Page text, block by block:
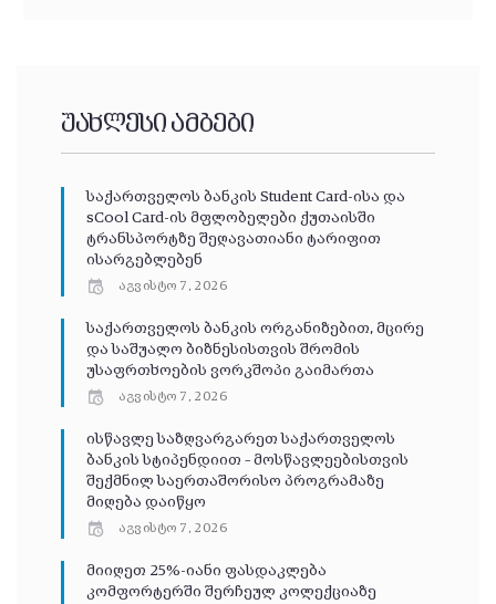
უახლესი ამბები
საქართველოს ბანკის Student Card-ისა და
sCool Card-ის მფლობელები ქუთაისში
ტრანსპორტზე შეღავათიანი ტარიფით
ისარგებლებენ
აგვისტო 7, 2026
საქართველოს ბანკის ორგანიზებით, მცირე
და საშუალო ბიზნესისთვის შრომის
უსაფრთხოების ვორკშოპი გაიმართა
აგვისტო 7, 2026
ისწავლე საზღვარგარეთ საქართველოს
ბანკის სტიპენდიით – მოსწავლეებისთვის
შექმნილ საერთაშორისო პროგრამაზე
მიღება დაიწყო
აგვისტო 7, 2026
მიიღეთ 25%-იანი ფასდაკლება
კომფორტერში შერჩეულ კოლექციაზე